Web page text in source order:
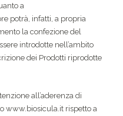
a
potrà, infatti, a propria
la confezione del
introdotte nell’ambito
dei Prodotti riprodotte
all’aderenza di
www.biosicula.it rispetto a